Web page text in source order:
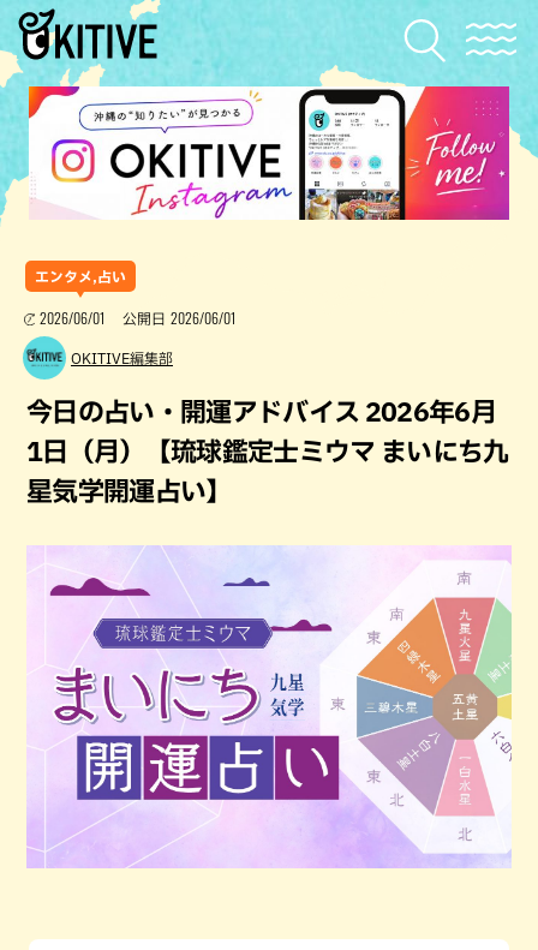
エンタメ,占い
2026/06/01 公開日 2026/06/01
OKITIVE編集部
今日の占い・開運アドバイス 2026年6月
1日（月）【琉球鑑定士ミウマ まいにち九
星気学開運占い】